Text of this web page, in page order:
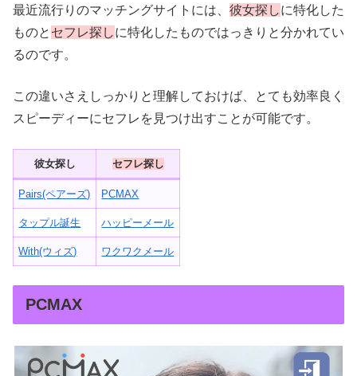
最近流行りのマッチングサイトには、 彼女探しに特化した
ものと セフレ探しに特化したものではっきりと分かれてい
るのです。
この違いさえしっかりと理解しておけば、とても効率良く
スピーディーにセフレを見つけ出すことが可能です。
彼女探し セフレ探し
Pairs(ペアーズ) PCMAX
タップル誕生 ハッピーメール
With(ウィズ) ワクワクメール
PCMAX